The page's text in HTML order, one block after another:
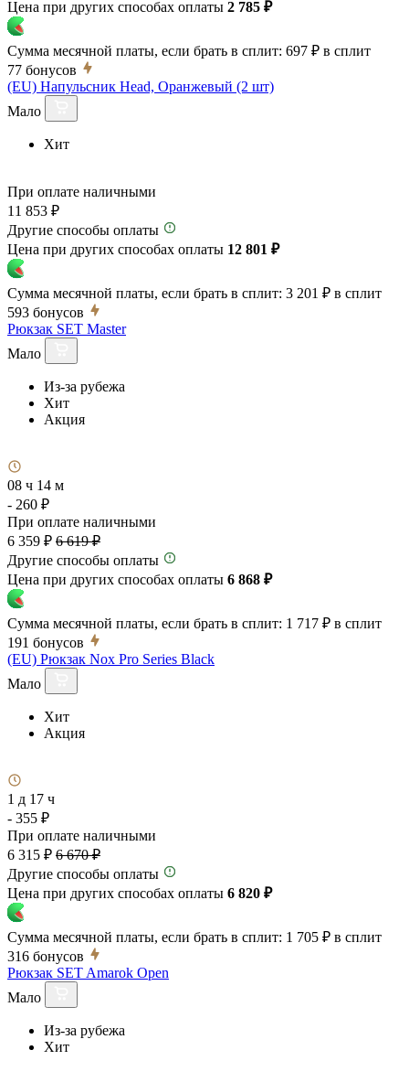
Цена при других способах оплаты 2 785 ₽
Сумма месячной платы, если брать в сплит: 697 ₽ в сплит
77 бонусов
(EU) Напульсник Head, Оранжевый (2 шт)
Мало
Хит
При оплате наличными
11 853 ₽
Другие способы оплаты
Цена при других способах оплаты 12 801 ₽
Сумма месячной платы, если брать в сплит: 3 201 ₽ в сплит
593 бонусов
Рюкзак SET Master
Мало
Из-за рубежа
Хит
Акция
08 ч 14 м
- 260 ₽
При оплате наличными
6 359 ₽ 6 619 ₽
Другие способы оплаты
Цена при других способах оплаты 6 868 ₽
Сумма месячной платы, если брать в сплит: 1 717 ₽ в сплит
191 бонусов
(EU) Рюкзак Nox Pro Series Black
Мало
Хит
Акция
1 д 17 ч
- 355 ₽
При оплате наличными
6 315 ₽ 6 670 ₽
Другие способы оплаты
Цена при других способах оплаты 6 820 ₽
Сумма месячной платы, если брать в сплит: 1 705 ₽ в сплит
316 бонусов
Рюкзак SET Amarok Open
Мало
Из-за рубежа
Хит